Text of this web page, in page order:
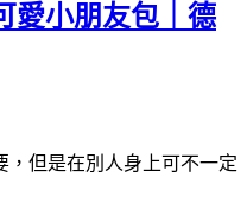
愛小朋友包｜德
，但是在別人身上可不一定